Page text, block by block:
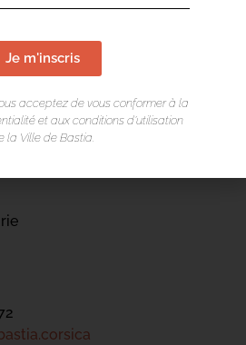
Je m'inscris
acceptez de vous conformer à la
et aux conditions d’utilisation
la Ville de Bastia.